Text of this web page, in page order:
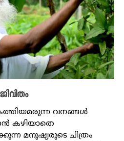
വനങ്ങള്‍
കഴിയാതെ
മനുഷ്യരുടെ ചിത്രം